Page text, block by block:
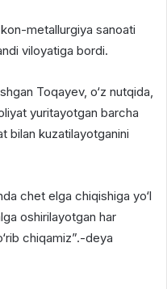
metallurgiya sanoati
viloyatiga bordi.
Toqayev, o‘z nutqida,
yuritayotgan barcha
bilan kuzatilayotganini
chet elga chiqishiga yo‘l
oshirilayotgan har
chiqamiz”.-deya